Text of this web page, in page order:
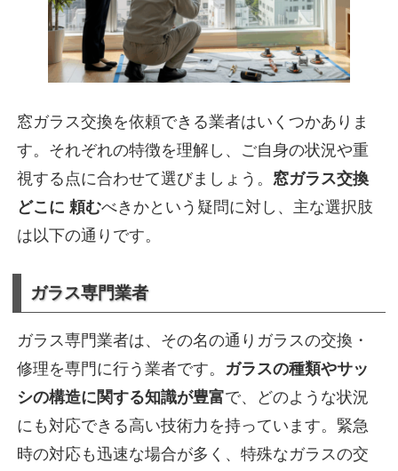
窓ガラス交換を依頼できる業者はいくつかありま
す。それぞれの特徴を理解し、ご自身の状況や重
視する点に合わせて選びましょう。 窓ガラス交換
どこに 頼むべきかという疑問に対し、主な選択肢
は以下の通りです。
ガラス専門業者
ガラス専門業者は、その名の通りガラスの交換・
修理を専門に行う業者です。 ガラスの種類やサッ
シの構造に関する知識が豊富で、どのような状況
にも対応できる高い技術力を持っています。緊急
時の対応も迅速な場合が多く、特殊なガラスの交